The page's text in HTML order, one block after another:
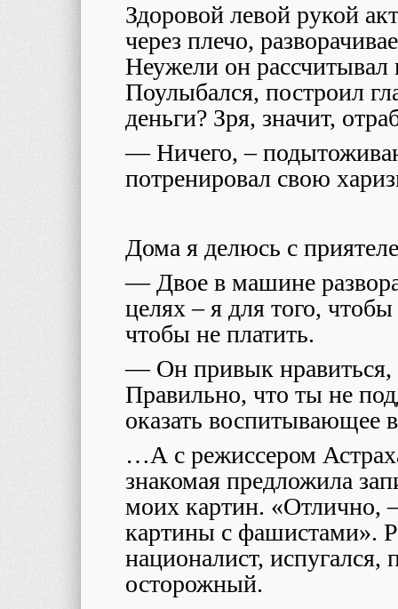
Здоровой левой рукой
через плечо,
Неужели он
Поулыбался, построил
деньги? Зря, значит,
— Ничего, –
потренировал свою
Дома я делюсь с
— Двое в машине
целях – я для того,
чтобы не платить.
— Он привык нравиться,
Правильно, что ты не
оказать воспитывающее
…А с режиссером
знакомая предложила
моих картин. «Отлично,
картины с фашистами».
националист,
осторожный.